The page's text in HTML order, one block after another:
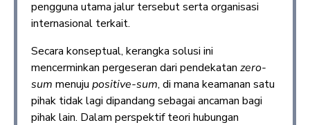
pengguna utama jalur tersebut serta organisasi
internasional terkait.
Secara konseptual, kerangka solusi ini
mencerminkan pergeseran dari pendekatan zero-
sum menuju positive-sum, di mana keamanan satu
pihak tidak lagi dipandang sebagai ancaman bagi
pihak lain. Dalam perspektif teori hubungan